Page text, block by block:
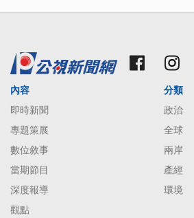
內容
即時新聞
專題策展
數位敘事
當期節目
深度報導
觀點
分類
政治
全球
兩岸
產經
環境